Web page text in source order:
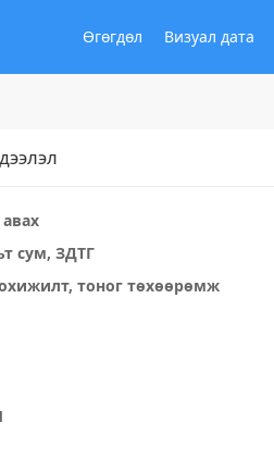
Өгөгдөл Визуал дата
сум, ЗДТГ
тоног төхөөрөмж